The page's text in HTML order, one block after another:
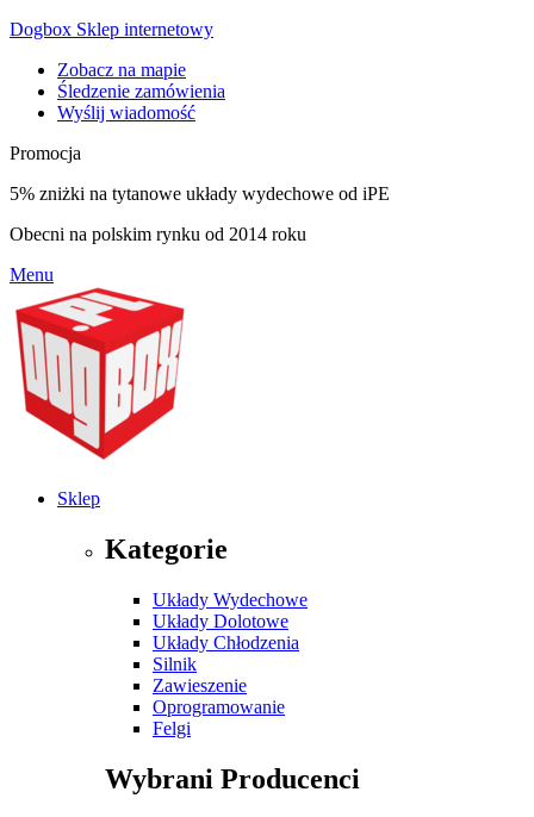
Dogbox Sklep internetowy
Zobacz na mapie
Śledzenie zamówienia
Wyślij wiadomość
Promocja
5% zniżki na tytanowe układy wydechowe od iPE
Obecni na polskim rynku od 2014 roku
Menu
Sklep
Kategorie
Układy Wydechowe
Układy Dolotowe
Układy Chłodzenia
Silnik
Zawieszenie
Oprogramowanie
Felgi
Wybrani Producenci